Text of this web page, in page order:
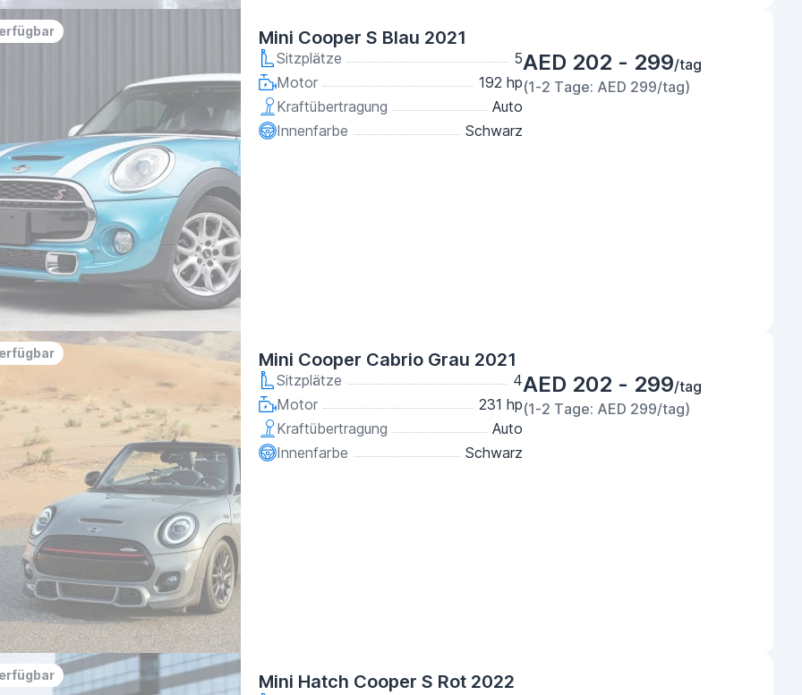
Mini Cooper S Blau 2021
Sitzplätze
5
Motor
192 hp
Kraftübertragung
Auto
Innenfarbe
Schwarz
AED 202 - 299/tag
(1-2 Tage: AED 299/tag)
Mini Cooper Cabrio Grau 2021
Sitzplätze
4
Motor
231 hp
Kraftübertragung
Auto
Innenfarbe
Schwarz
AED 202 - 299/tag
(1-2 Tage: AED 299/tag)
Mini Hatch Cooper S Rot 2022